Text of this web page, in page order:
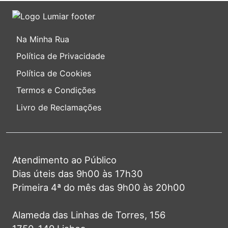
Na Minha Rua
Política de Privacidade
Política de Cookies
Termos e Condições
Livro de Reclamações
Atendimento ao Público
Dias úteis das 9h00 às 17h30
Primeira 4ª do mês das 9h00 às 20h00
Alameda das Linhas de Torres, 156